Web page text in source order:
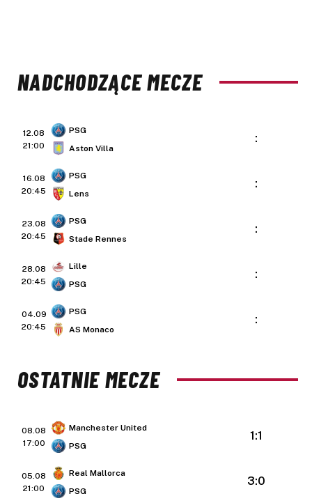
NADCHODZĄCE MECZE
12.08
21:00
PSG
Aston Villa
:
16.08
20:45
PSG
Lens
:
23.08
20:45
PSG
Stade Rennes
:
28.08
20:45
Lille
PSG
:
04.09
20:45
PSG
AS Monaco
:
OSTATNIE MECZE
08.08
17:00
Manchester United
PSG
1:1
05.08
21:00
Real Mallorca
PSG
3:0